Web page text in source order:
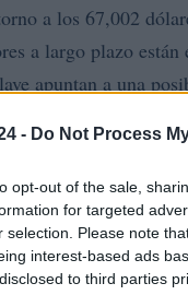
- Do Not Process
opt-out of the sale,
for targeted
selection. Please note
interest-based ads
to third parties
a los 67,002
a largo plazo
apuntan a una
del ciclo.
están generando
el futuro del
plazo entra